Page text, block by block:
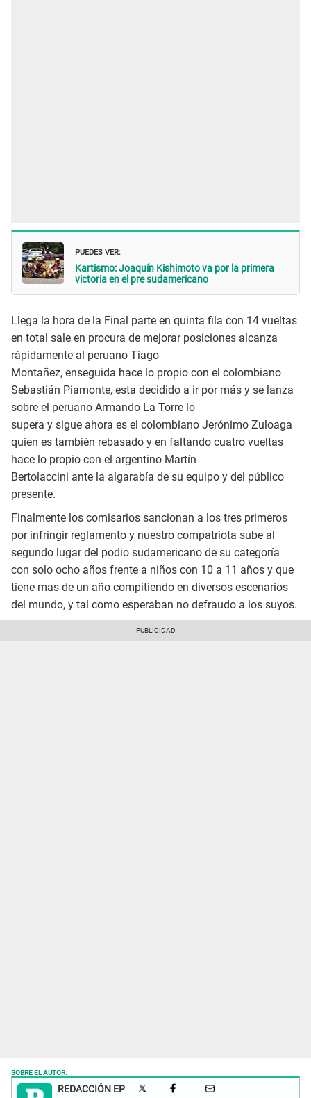
PUEDES VER:
Kartismo: Joaquín Kishimoto va por la primera
victoria en el pre sudamericano
Llega la hora de la Final parte en quinta fila con 14 vueltas
en total sale en procura de mejorar posiciones alcanza
rápidamente al peruano Tiago
Montañez, enseguida hace lo propio con el colombiano
Sebastián Piamonte, esta decidido a ir por más y se lanza
sobre el peruano Armando La Torre lo
supera y sigue ahora es el colombiano Jerónimo Zuloaga
quien es también rebasado y en faltando cuatro vueltas
hace lo propio con el argentino Martín
Bertolaccini ante la algarabía de su equipo y del público
presente.
Finalmente los comisarios sancionan a los tres primeros
por infringir reglamento y nuestro compatriota sube al
segundo lugar del podio sudamericano de su categoría
con solo ocho años frente a niños con 10 a 11 años y que
tiene mas de un año compitiendo en diversos escenarios
del mundo, y tal como esperaban no defraudo a los suyos.
SOBRE EL AUTOR:
REDACCIÓN EP